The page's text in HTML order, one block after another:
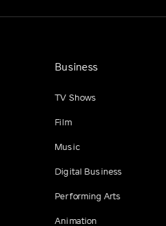
Business
TV Shows
Film
Music
Digital Business
Performing Arts
Animation